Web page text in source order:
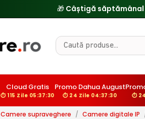
Cloud Gratis
⏱ 115 Zile 05:37:29
Promo Dahua August
⏱ 24 Zile 04:37:29 ⏱
Camere supraveghere / Camere digitale IP